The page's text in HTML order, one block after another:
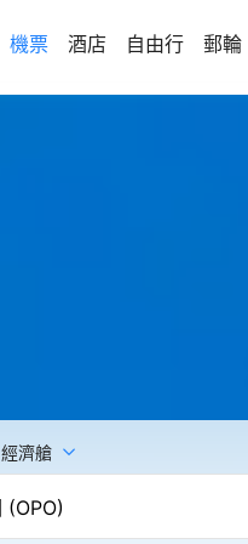
機票 酒店 自由行 郵輪
經濟艙